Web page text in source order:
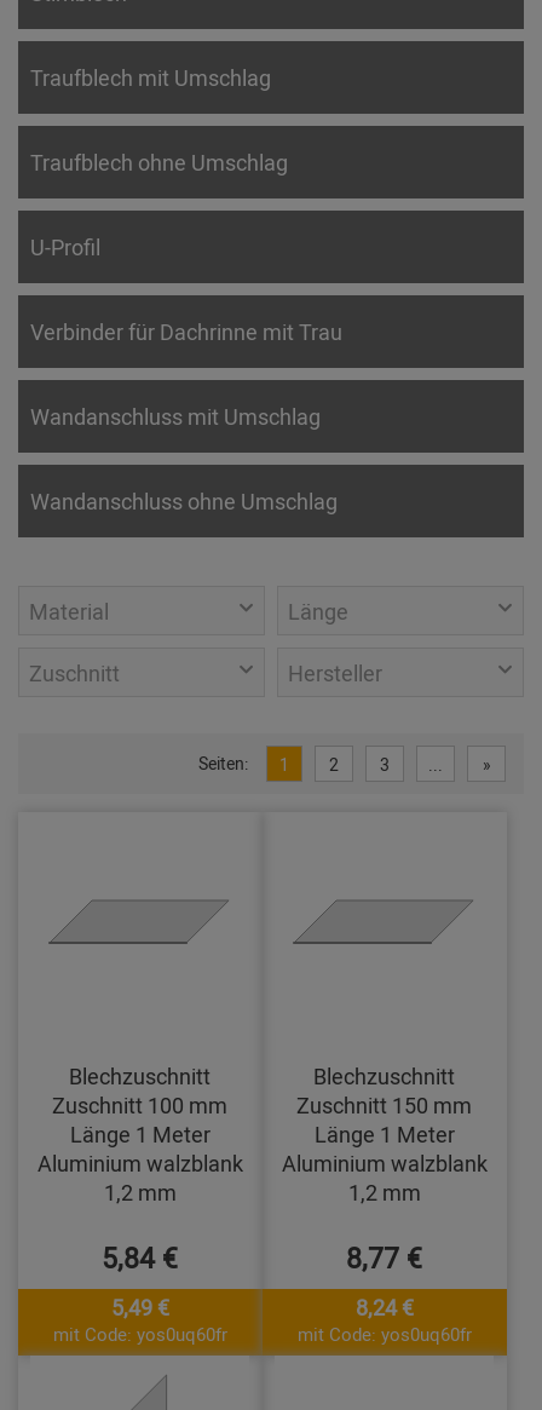
Traufblech mit Umschlag
Traufblech ohne Umschlag
U-Profil
Verbinder für Dachrinne mit Trau
Wandanschluss mit Umschlag
Wandanschluss ohne Umschlag
Material Länge
Zuschnitt Hersteller
Seiten: 1 2 3 ... »
Blechzuschnitt
Zuschnitt 100 mm
Länge 1 Meter
Aluminium walzblank
1,2 mm
5,84 €
5,49 €
mit Code: yos0uq60fr
Blechzuschnitt
Zuschnitt 150 mm
Länge 1 Meter
Aluminium walzblank
1,2 mm
8,77 €
8,24 €
mit Code: yos0uq60fr